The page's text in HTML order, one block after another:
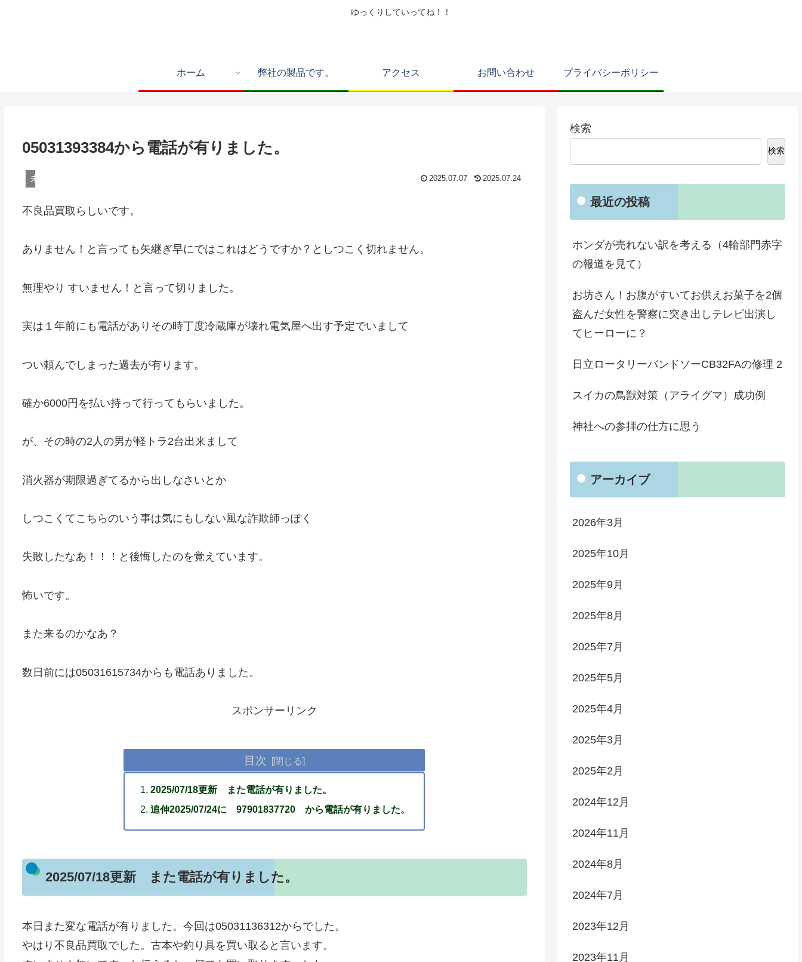
ゆっくりしていってね！！
ホーム 弊社の製品です。 アクセス お問い合わせ プライバシーポリシー
05031393384から電話が有りました。
未分類 2025.07.07 2025.07.24
不良品買取らしいです。
ありません！と言っても矢継ぎ早にではこれはどうですか？としつこく切れません。
無理やり すいません！と言って切りました。
実は１年前にも電話がありその時丁度冷蔵庫が壊れ電気屋へ出す予定でいまして
つい頼んでしまった過去が有ります。
確か6000円を払い持って行ってもらいました。
が、その時の2人の男が軽トラ2台出来まして
消火器が期限過ぎてるから出しなさいとか
しつこくてこちらのいう事は気にもしない風な詐欺師っぽく
失敗したなあ！！！と後悔したのを覚えています。
怖いです。
また来るのかなあ？
数日前には05031615734からも電話ありました。
スポンサーリンク
目次
2025/07/18更新 また電話が有りました。
追伸2025/07/24に 97901837720 から電話が有りました。
2025/07/18更新 また電話が有りました。
本日また変な電話が有りました。今回は05031136312からでした。
やはり不良品買取でした。古本や釣り具を買い取ると言います。
検索
検索
最近の投稿
ホンダが売れない訳を考える（4輪部門赤字
の報道を見て）
お坊さん！お腹がすいてお供えお菓子を2個
盗んだ女性を警察に突き出しテレビ出演し
てヒーローに？
日立ロータリーバンドソーCB32FAの修理 2
スイカの鳥獣対策（アライグマ）成功例
神社への参拝の仕方に思う
アーカイブ
2026年3月
2025年10月
2025年9月
2025年8月
2025年7月
2025年5月
2025年4月
2025年3月
2025年2月
2024年12月
2024年11月
2024年8月
2024年7月
2023年12月
2023年11月